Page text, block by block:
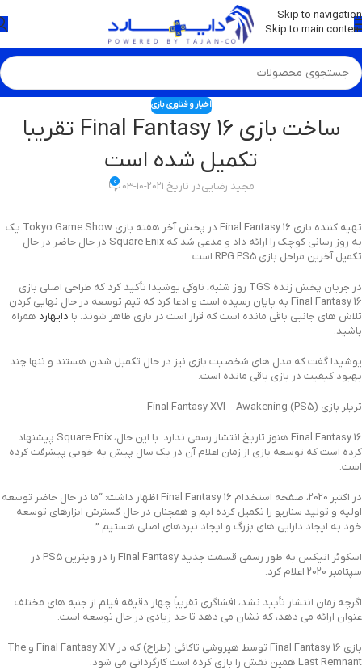
Skip to navigation
Skip to main content
💡برچسب و اسکین کنسول ها بروز شد . . . اینجا کیک کن !
اخبار و فناوری بازی
ساخت بازی Final Fantasy 16 تقریبا
تکمیل شده است
مجید رضاییدر تاریخ 2021-10-03 0
تهیه کننده بازی Final Fantasy 16 در پخش آخر هفته بازی Tokyo Game Show یک
به روز رسانی کوچک را ارائه داد و مدعی شد که Square Enix در حال حاضر در حال
تکمیل آخرین مراحل بازی RPG PS5 است.
در جریان پخش زنده TGS روز شنبه، ناوکی یوشیدا تأکید کرد که طراحی اصلی بازی
Final Fantasy 16 به پایان رسیده است و ادعا کرد که تیم توسعه در حال نهایی کردن
تلاش های جانبی باقی مانده است که قرار است در بازی ظاهر شوند. با دایهارد همراه
باشید.
یوشیدا گفت که مدل های شخصیت بازی نیز در حال تکمیل شدن هستند و تنها چند
بهبود کیفیت در بازی باقی مانده است.
تریلر بازی Final Fantasy XVI – Awakening (PS5)
Final Fantasy 16 هنوز تاریخ انتشار رسمی ندارد. با این حال، Square Enix پیشنهاد
کرده است که توسعه بازی از زمان اعلام آن در یک سال پیش به خوبی پیشرفت کرده
است.
در اکتبر 2020، صفحه استخدام Final Fantasy 16 اظهار داشت: “ما در حال حاضر توسعه
اولیه و تولید سناریو را تکمیل کرده ایم و همچنان در حال گسترش ابزارهای توسعه
خود به ایجاد دارایی های بزرگ و ایجاد نبردهای اصلی هستیم.”
اسکوئر انیکس به طور رسمی قسمت جدید Final Fantasy را در ویترین PS5 در
سپتامبر 2020 اعلام کرد.
اگرچه زمان انتشار تأیید نشد، افشاگری تقریباً چهار دقیقه فیلم از جنبه های مختلف
عنوان ارائه می دهد، که نشان می دهد تا حد زیادی در حال توسعه است.
بازی Final Fantasy 16 توسط هیروشی تاکائی (طراح) که در Final Fantasy XIV و The
Last Remnant همین نقش را بازی کرده است کارگردانی می شود.